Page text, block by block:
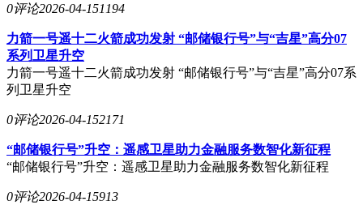
0评论2026-04-151194
力箭一号遥十二火箭成功发射 “邮储银行号”与“吉星”高分07
系列卫星升空
力箭一号遥十二火箭成功发射 “邮储银行号”与“吉星”高分07系
列卫星升空
0评论2026-04-152171
“邮储银行号”升空：遥感卫星助力金融服务数智化新征程
“邮储银行号”升空：遥感卫星助力金融服务数智化新征程
0评论2026-04-15913